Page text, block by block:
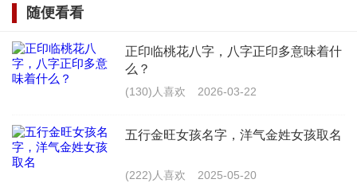
善于倾听，能够站在孩子的角度去理解他们的需
求。在家庭成员之间出现分歧时，母水瓶总是能够
冷静地分析问题，并提出建设性的意见。她们的沟
通能力不仅促进了家庭和谐，也为孩子树立了良好
的榜样。
勇于尝试的冒险精神
随便看看
正印临桃花八字，八字正印多意味着什
么？
(130)人喜欢 2026-03-22
五行金旺女孩名字，洋气金姓女孩取名
(222)人喜欢 2025-05-20